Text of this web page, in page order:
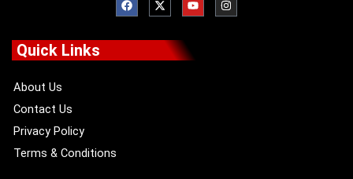
c
t
u
e
s
Quick Links
About Us
Contact Us
Privacy Policy
Terms & Conditions